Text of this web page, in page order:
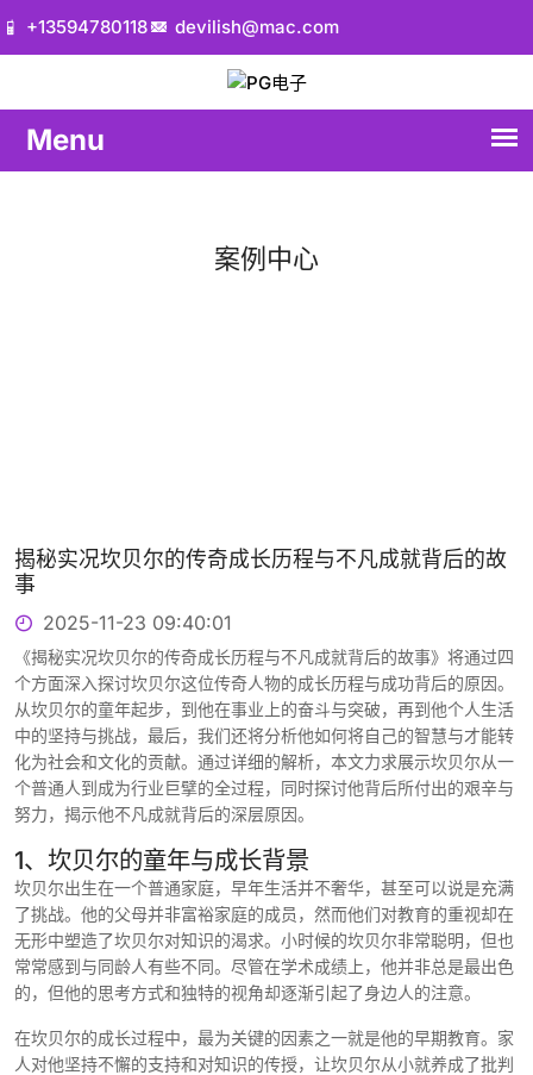
+13594780118 devilish@mac.com
案例中心
揭秘实况坎贝尔的传奇成长历程与不凡成就背后的故
事
2025-11-23 09:40:01
《揭秘实况坎贝尔的传奇成长历程与不凡成就背后的故事》将通过四
个方面深入探讨坎贝尔这位传奇人物的成长历程与成功背后的原因。
从坎贝尔的童年起步，到他在事业上的奋斗与突破，再到他个人生活
中的坚持与挑战，最后，我们还将分析他如何将自己的智慧与才能转
化为社会和文化的贡献。通过详细的解析，本文力求展示坎贝尔从一
个普通人到成为行业巨擘的全过程，同时探讨他背后所付出的艰辛与
努力，揭示他不凡成就背后的深层原因。
1、坎贝尔的童年与成长背景
坎贝尔出生在一个普通家庭，早年生活并不奢华，甚至可以说是充满
了挑战。他的父母并非富裕家庭的成员，然而他们对教育的重视却在
无形中塑造了坎贝尔对知识的渴求。小时候的坎贝尔非常聪明，但也
常常感到与同龄人有些不同。尽管在学术成绩上，他并非总是最出色
的，但他的思考方式和独特的视角却逐渐引起了身边人的注意。
在坎贝尔的成长过程中，最为关键的因素之一就是他的早期教育。家
人对他坚持不懈的支持和对知识的传授，让坎贝尔从小就养成了批判